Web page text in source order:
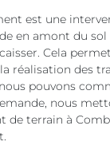
est une
en amont du sol
Cela
réalisation des
pouvons
nous
de terrain à